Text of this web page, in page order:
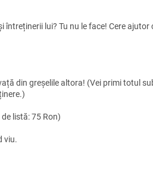
lui? Tu nu le face! Cere ajutor
din greșelile altora! (Vei primi totul
listă: 75 Ron)
viu.